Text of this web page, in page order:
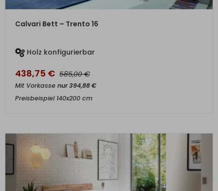
Calvari Bett – Trento 16
Holz konfigurierbar
438,75 € 585,00€
Mit Vorkasse nur394,88€
Preisbeispiel 140x200 cm